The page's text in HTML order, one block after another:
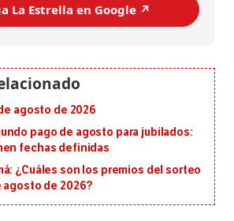
La Estrella en Google ↗️
agosto de 2026
pago de agosto para jubilados:
fechas definidas
¿Cuáles son los premios del sorteo
de 2026?